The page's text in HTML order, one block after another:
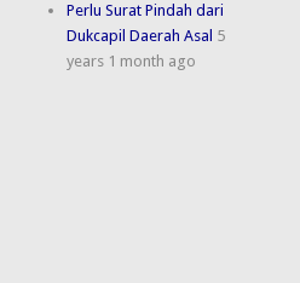
Perlu Surat Pindah dari
Dukcapil Daerah Asal 5
years 1 month ago